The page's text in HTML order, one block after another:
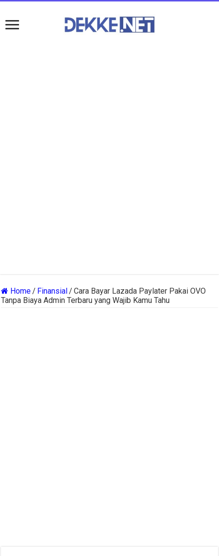
Home/ Finansial/ Cara Bayar Lazada Paylater Pakai OVO
Tanpa Biaya Admin Terbaru yang Wajib Kamu Tahu